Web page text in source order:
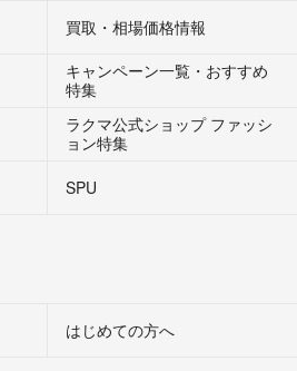
買取・相場価格情報
キャンペーン一覧・おすすめ
特集
ラクマ公式ショップ ファッシ
ョン特集
SPU
はじめての方へ